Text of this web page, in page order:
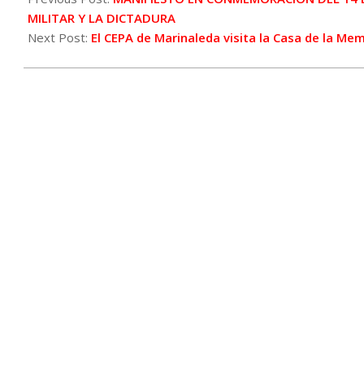
18
MILITAR Y LA DICTADURA
Next Post: El CEPA de Marinaleda visita la Casa de la